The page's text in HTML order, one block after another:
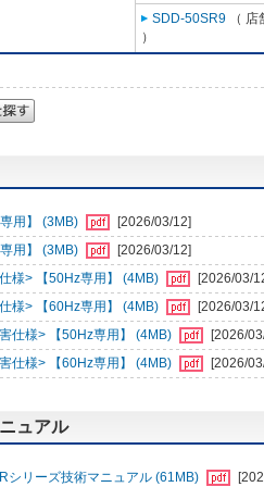
SDD-50SR9 （
）
用】 (3MB)
[2026/03/12]
用】 (3MB)
[2026/03/12]
様> 【50Hz専用】 (4MB)
[2026/03/
様> 【60Hz専用】 (4MB)
[2026/03/
仕様> 【50Hz専用】 (4MB)
[2026/
仕様> 【60Hz専用】 (4MB)
[2026/
ュアル
シリーズ技術マニュアル (61MB)